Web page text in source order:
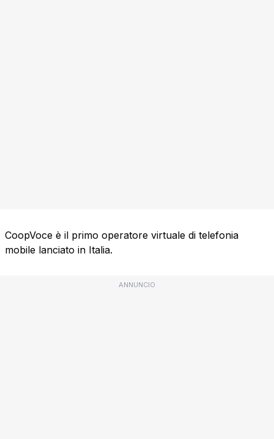
CoopVoce è il primo operatore virtuale di telefonia
mobile lanciato in Italia.
ANNUNCIO